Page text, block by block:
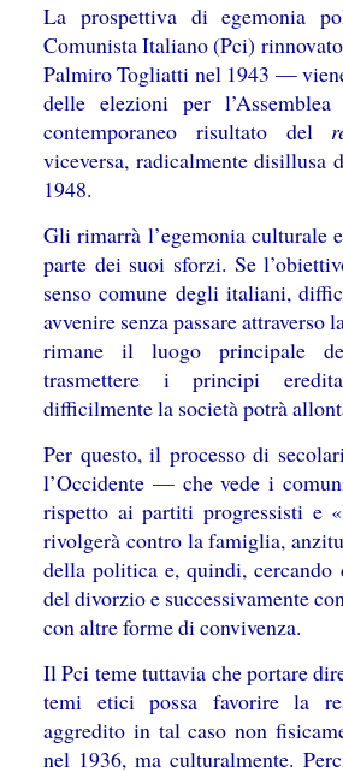
La prospettiva di egemonia
Comunista Italiano (Pci)
Palmiro Togliatti nel 1943 —
delle elezioni per
contemporaneo risultato del
viceversa, radicalmente disillusa
1948.
Gli rimarrà l’egemonia culturale
parte dei suoi sforzi. Se
senso comune degli italiani,
avvenire senza passare
rimane il luogo principale
trasmettere i principi
difficilmente la società potrà
Per questo, il processo di
l’Occidente — che vede i
rispetto ai partiti progressisti
rivolgerà contro la famiglia,
della politica e, quindi,
del divorzio e successivamente
con altre forme di convivenza.
Il Pci teme tuttavia che portare
temi etici possa favorire la
aggredito in tal caso non
nel 1936, ma culturalmente.